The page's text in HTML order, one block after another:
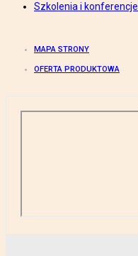
Szkolenia i konferencje
MAPA STRONY
OFERTA PRODUKTOWA